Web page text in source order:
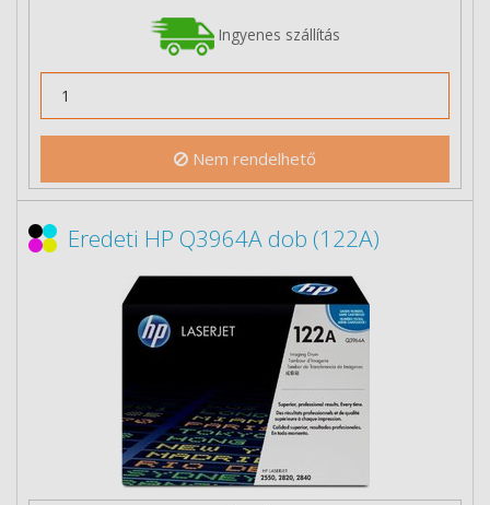
Ingyenes szállítás
Nem rendelhető
Eredeti HP Q3964A dob (122A)